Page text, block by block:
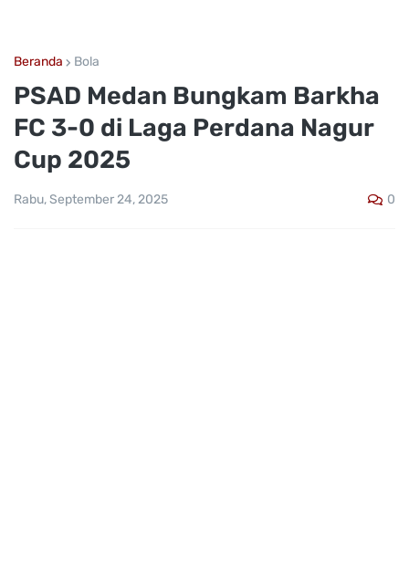
Beranda Bola
PSAD Medan Bungkam Barkha
FC 3-0 di Laga Perdana Nagur
Cup 2025
Rabu, September 24, 2025 0